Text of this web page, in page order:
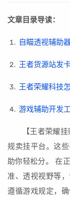
文章目录导读：
自瞄透视辅助
王者货源站发
王者荣耀科技
游戏辅助开发
【王者荣耀
规卖挂平台。这
助你轻松分。 在
准、透视视野等
遵循游戏规定，